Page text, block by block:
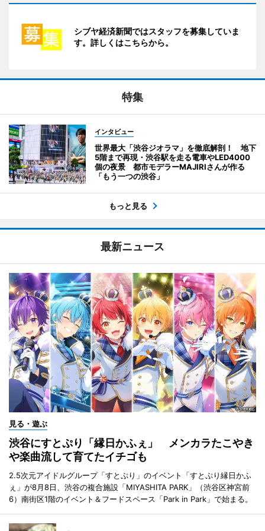
シブヤ経済新聞ではスタッフを募集していま
す。詳しくはこちらから。
特集
インタビュー
世界最大「渋谷ジオラマ」を徹底解剖！ 地下
5階まで再現・渋谷駅を走る電車やLED4000
個の夜景 都市モデラーMAJIRIさんが作る
「もう一つの渋谷」
もっと見る
最新ニュース
見る・遊ぶ
渋谷にすとぷり「縁日かふぇ」 メンカラたこやき
や楽曲流して育てたイチゴも
2.5次元アイドルグループ「すとぷり」のイベント「すとぷり縁日かふ
ぇ」が8月8日、渋谷の複合施設「MIYASHITA PARK」（渋谷区神宮前
6）南街区1階のイベント＆フードスペース「Park in Park」で始まる。